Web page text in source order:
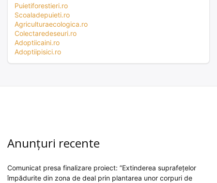
Puietiforestieri.ro
Scoaladepuieti.ro
Agriculturaecologica.ro
Colectaredeseuri.ro
Adoptiicaini.ro
Adoptiipisici.ro
Anunțuri recente
Comunicat presa finalizare proiect: ”Extinderea suprafețelor
împădurite din zona de deal prin plantarea unor corpuri de